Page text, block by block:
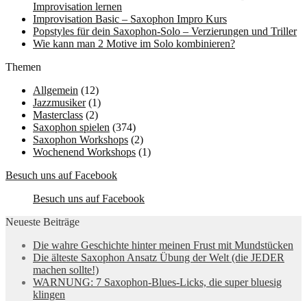
Improvisation lernen
Improvisation Basic – Saxophon Impro Kurs
Popstyles für dein Saxophon-Solo – Verzierungen und Triller
Wie kann man 2 Motive im Solo kombinieren?
Themen
Allgemein (12)
Jazzmusiker(1)
Masterclass (2)
Saxophon spielen (374)
Saxophon Workshops (2)
Wochenend Workshops (1)
Besuch uns auf Facebook
Besuch uns auf Facebook
Neueste Beiträge
Die wahre Geschichte hinter meinen Frust mit Mundstücken
Die älteste Saxophon Ansatz Übung der Welt (die JEDER
machen sollte!)
WARNUNG: 7 Saxophon-Blues-Licks, die super bluesig
klingen